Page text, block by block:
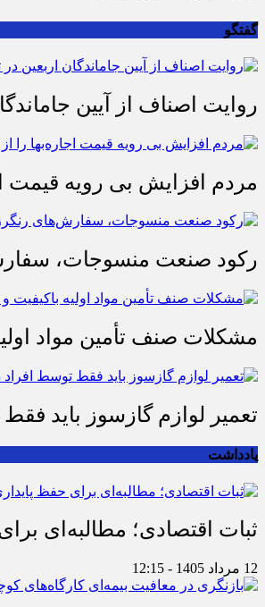
گفتگو
روایت اصناف از آیین
مردم افزایش بی رویه قیمت
رکود صنعت منسوجات،
مشکلات صنف تأمین مواد
تعمیر لوازم گازسوز باید
یادداشت
ثبات اقتصادی؛ مطالبه‌ای
12 مرداد 1405 - 12:15